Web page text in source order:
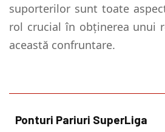
suporterilor sunt toate
rol crucial în obținerea unui
această confruntare.
Ponturi Pariuri SuperLiga